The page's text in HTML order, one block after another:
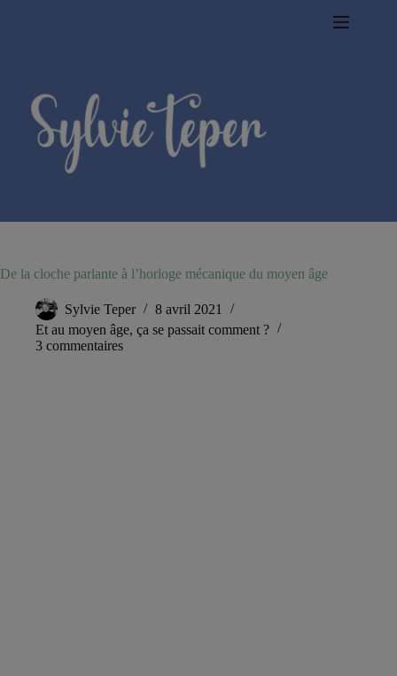
De la cloche parlante à l’horloge mécanique du moyen âge
Sylvie Teper
8 avril 2021
Et au moyen âge, ça se passait comment ?
3 commentaires